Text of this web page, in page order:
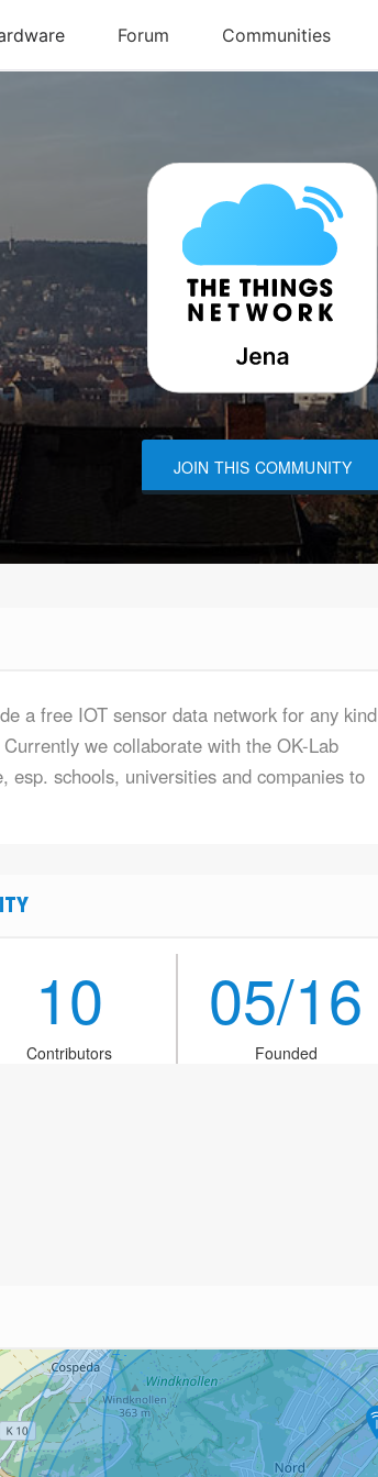
JOIN THIS COMMUNITY
a free IOT sensor data network for any kind
we collaborate with the OK-Lab
esp. schools, universities and companies to
10
Contributors
05/16
Founded